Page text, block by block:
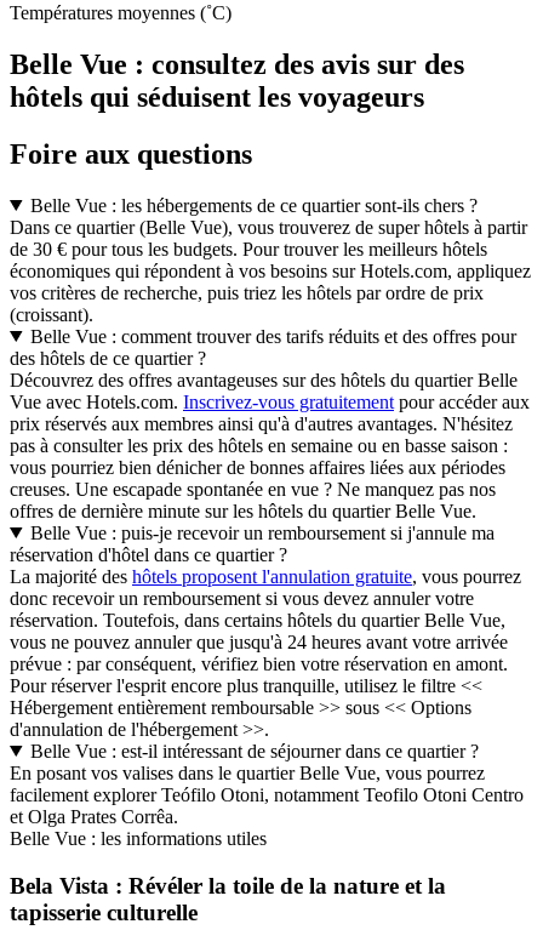
Températures moyennes (˚C)
Belle Vue : consultez des avis sur des
hôtels qui séduisent les voyageurs
Foire aux questions
Belle Vue : les hébergements de ce quartier sont-ils chers ?
Dans ce quartier (Belle Vue), vous trouverez de super hôtels à partir
de 30 € pour tous les budgets. Pour trouver les meilleurs hôtels
économiques qui répondent à vos besoins sur Hotels.com, appliquez
vos critères de recherche, puis triez les hôtels par ordre de prix
(croissant).
Belle Vue : comment trouver des tarifs réduits et des offres pour
des hôtels de ce quartier ?
Découvrez des offres avantageuses sur des hôtels du quartier Belle
Vue avec Hotels.com. Inscrivez-vous gratuitement pour accéder aux
prix réservés aux membres ainsi qu'à d'autres avantages. N'hésitez
pas à consulter les prix des hôtels en semaine ou en basse saison :
vous pourriez bien dénicher de bonnes affaires liées aux périodes
creuses. Une escapade spontanée en vue ? Ne manquez pas nos
offres de dernière minute sur les hôtels du quartier Belle Vue.
Belle Vue : puis-je recevoir un remboursement si j'annule ma
réservation d'hôtel dans ce quartier ?
La majorité des hôtels proposent l'annulation gratuite, vous pourrez
donc recevoir un remboursement si vous devez annuler votre
réservation. Toutefois, dans certains hôtels du quartier Belle Vue,
vous ne pouvez annuler que jusqu'à 24 heures avant votre arrivée
prévue : par conséquent, vérifiez bien votre réservation en amont.
Pour réserver l'esprit encore plus tranquille, utilisez le filtre <<
Hébergement entièrement remboursable >> sous << Options
d'annulation de l'hébergement >>.
Belle Vue : est-il intéressant de séjourner dans ce quartier ?
En posant vos valises dans le quartier Belle Vue, vous pourrez
facilement explorer Teófilo Otoni, notamment Teofilo Otoni Centro
et Olga Prates Corrêa.
Belle Vue : les informations utiles
Bela Vista : Révéler la toile de la nature et la
tapisserie culturelle